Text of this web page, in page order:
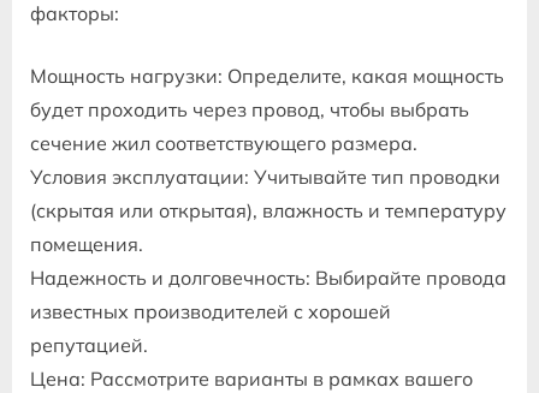
факторы:
Мощность нагрузки: Определите, какая мощность
будет проходить через провод, чтобы выбрать
сечение жил соответствующего размера.
Условия эксплуатации: Учитывайте тип проводки
(скрытая или открытая), влажность и температуру
помещения.
Надежность и долговечность: Выбирайте провода
известных производителей с хорошей
репутацией.
Цена: Рассмотрите варианты в рамках вашего